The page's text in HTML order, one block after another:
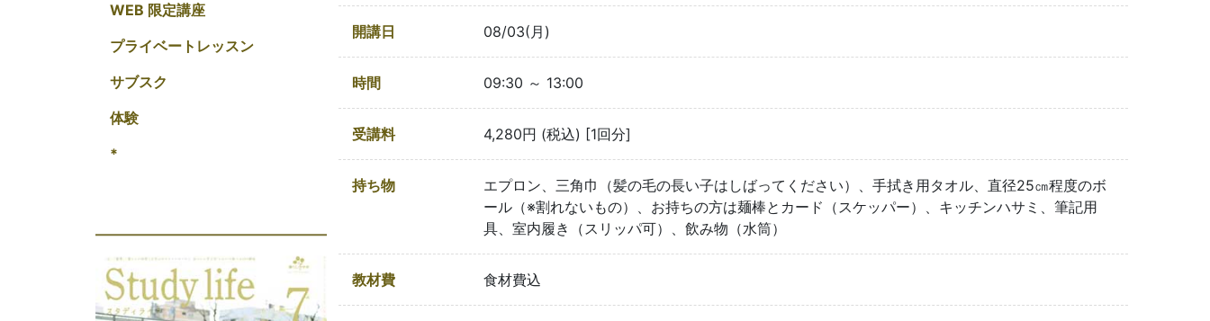
WEB 限定講座
プライベートレッスン
サブスク
体験
*
開講日 08/03(月)
時間 09:30 ～ 13:00
受講料 4,280円 (税込) [1回分]
持ち物
エプロン、三角巾（髪の毛の長い子はしばってください）、手拭き用タオル、直径25㎝程度のボ
ール（※割れないもの）、お持ちの方は麺棒とカード（スケッパー）、キッチンハサミ、筆記用
具、室内履き（スリッパ可）、飲み物（水筒）
教材費 食材費込